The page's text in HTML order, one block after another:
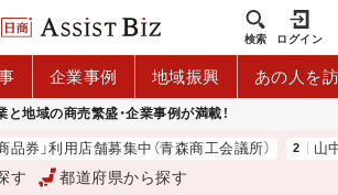
検索 ログイン
企業事例 地域振興 あの人を
と地域の商売繁盛・企業事例が満載！
用店舗募集中（青森商工会議所） 山中伸弥
す 都道府県から探す